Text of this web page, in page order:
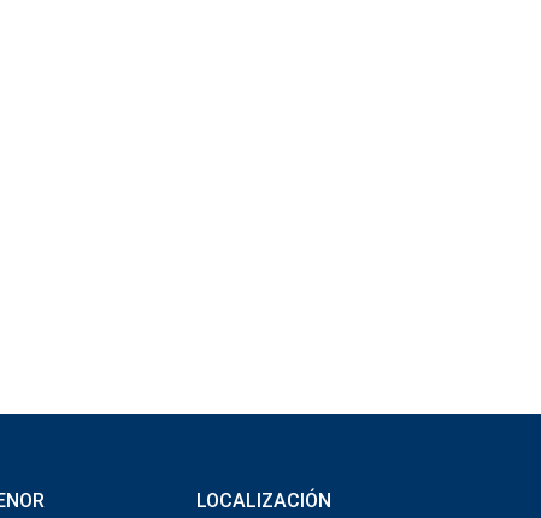
LOCALIZACIÓN